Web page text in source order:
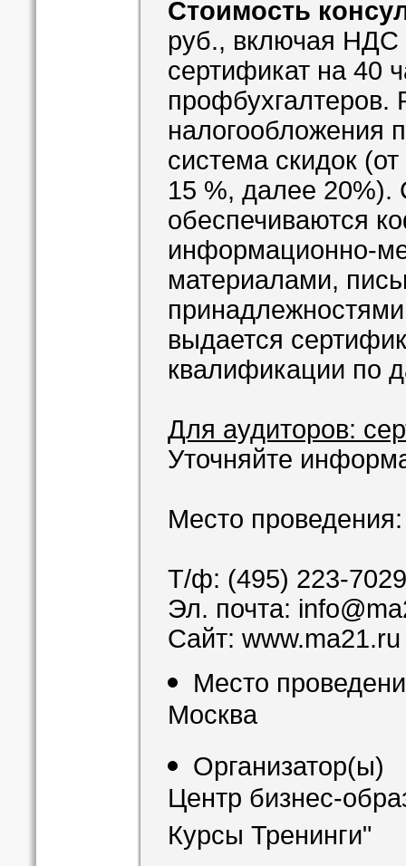
Стоимость
руб., включая НДС
сертификат на 40
профбухгалтеров.
налогообложения
система скидок
15 %, далее 20%).
обеспечиваются
информационно-
материалами,
выдается
квалификации по
Для аудиторов:
Уточняйте
Место
Т/ф: (495) 223-
Эл. почта:
Сайт: www.ma21.ru
Место
Москва
Организатор(ы)
Центр бизнес-
Курсы Тренинги"